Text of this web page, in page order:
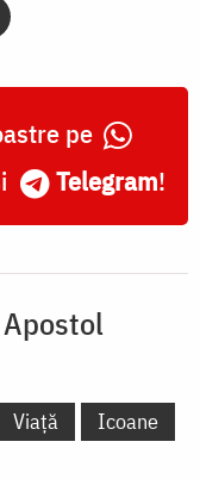
pe
Telegram!
Viață
Icoane